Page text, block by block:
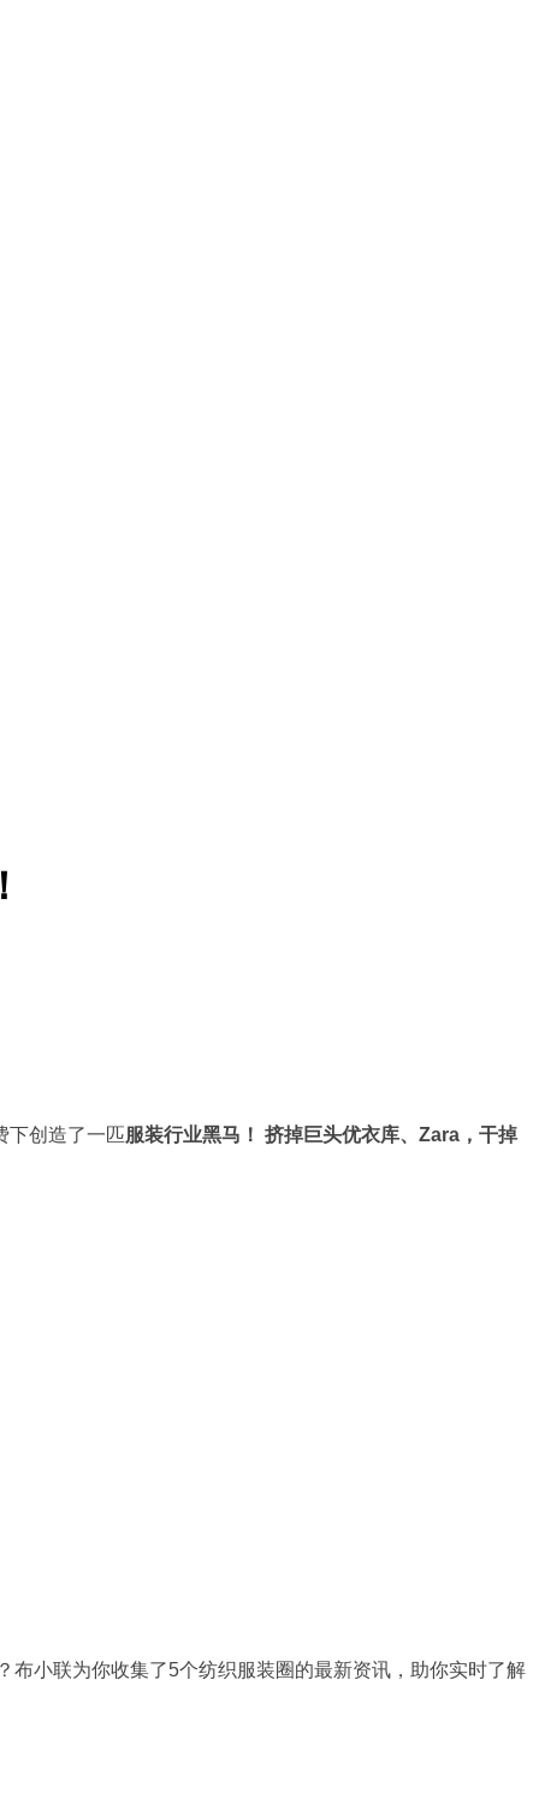
创造了一匹 服装行业黑马！ 挤掉巨头优衣库、Zara，干掉
小联为你收集了5个纺织服装圈的最新资讯，助你实时了解